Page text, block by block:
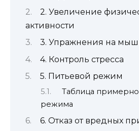
2. Увеличение
активности
3. Упражнения на
4. Контроль стресса
5. Питьевой режим
Таблица
режима
6. Отказ от вредных